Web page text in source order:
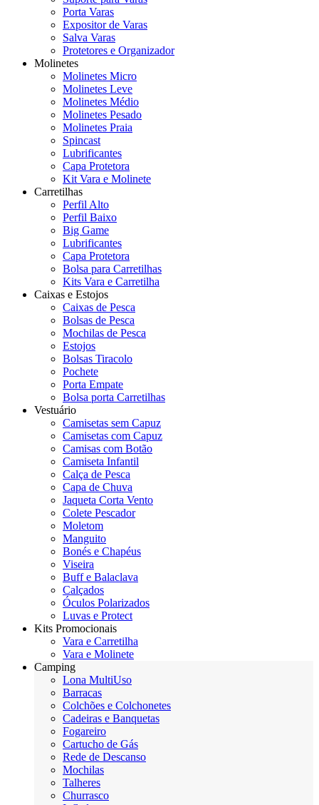
Porta Varas
Expositor de Varas
Salva Varas
Protetores e Organizador
Molinetes
Molinetes Micro
Molinetes Leve
Molinetes Médio
Molinetes Pesado
Molinetes Praia
Spincast
Lubrificantes
Capa Protetora
Kit Vara e Molinete
Carretilhas
Perfil Alto
Perfil Baixo
Big Game
Lubrificantes
Capa Protetora
Bolsa para Carretilhas
Kits Vara e Carretilha
Caixas e Estojos
Caixas de Pesca
Bolsas de Pesca
Mochilas de Pesca
Estojos
Bolsas Tiracolo
Pochete
Porta Empate
Bolsa porta Carretilhas
Vestuário
Camisetas sem Capuz
Camisetas com Capuz
Camisas com Botão
Camiseta Infantil
Calça de Pesca
Capa de Chuva
Jaqueta Corta Vento
Colete Pescador
Moletom
Manguito
Bonés e Chapéus
Viseira
Buff e Balaclava
Calçados
Óculos Polarizados
Luvas e Protect
Kits Promocionais
Vara e Carretilha
Vara e Molinete
Camping
Lona MultiUso
Barracas
Colchões e Colchonetes
Cadeiras e Banquetas
Fogareiro
Cartucho de Gás
Rede de Descanso
Mochilas
Talheres
Churrasco